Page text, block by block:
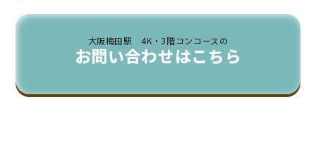
大阪梅田駅 4K・3階コンコースの
お問い合わせはこちら